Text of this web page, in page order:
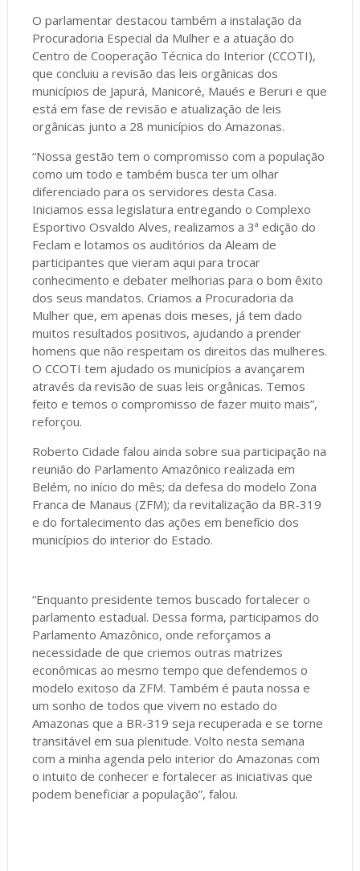
O parlamentar destacou também a instalação da
Procuradoria Especial da Mulher e a atuação do
Centro de Cooperação Técnica do Interior (CCOTI),
que concluiu a revisão das leis orgânicas dos
municípios de Japurá, Manicoré, Maués e Beruri e que
está em fase de revisão e atualização de leis
orgânicas junto a 28 municípios do Amazonas.
“Nossa gestão tem o compromisso com a população
como um todo e também busca ter um olhar
diferenciado para os servidores desta Casa.
Iniciamos essa legislatura entregando o Complexo
Esportivo Osvaldo Alves, realizamos a 3ª edição do
Feclam e lotamos os auditórios da Aleam de
participantes que vieram aqui para trocar
conhecimento e debater melhorias para o bom êxito
dos seus mandatos. Criamos a Procuradoria da
Mulher que, em apenas dois meses, já tem dado
muitos resultados positivos, ajudando a prender
homens que não respeitam os direitos das mulheres.
O CCOTI tem ajudado os municípios a avançarem
através da revisão de suas leis orgânicas. Temos
feito e temos o compromisso de fazer muito mais”,
reforçou.
Roberto Cidade falou ainda sobre sua participação na
reunião do Parlamento Amazônico realizada em
Belém, no início do mês; da defesa do modelo Zona
Franca de Manaus (ZFM); da revitalização da BR-319
e do fortalecimento das ações em benefício dos
municípios do interior do Estado.
“Enquanto presidente temos buscado fortalecer o
parlamento estadual. Dessa forma, participamos do
Parlamento Amazônico, onde reforçamos a
necessidade de que criemos outras matrizes
econômicas ao mesmo tempo que defendemos o
modelo exitoso da ZFM. Também é pauta nossa e
um sonho de todos que vivem no estado do
Amazonas que a BR-319 seja recuperada e se torne
transitável em sua plenitude. Volto nesta semana
com a minha agenda pelo interior do Amazonas com
o intuito de conhecer e fortalecer as iniciativas que
podem beneficiar a população”, falou.